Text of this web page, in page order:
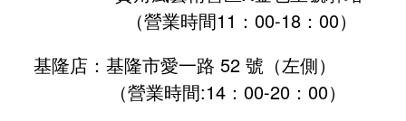
（營業時間11：00-18：00）
基隆店：基隆市愛一路 52 號（左側）
（營業時間:14：00-20：00）